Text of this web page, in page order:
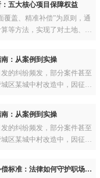
五大核心项目保障权益
覆盖、精准补偿”为原则，通
等方法，实现了对土地、房
：从案例到实操
的纠纷频发，部分案件甚至
区某城中村改造中，因征收
：从案例到实操
的纠纷频发，部分案件甚至
区某城中村改造中，因征收
北京公司拆迁无固定期限合同员工补偿标准：法律如何守护职场权益?